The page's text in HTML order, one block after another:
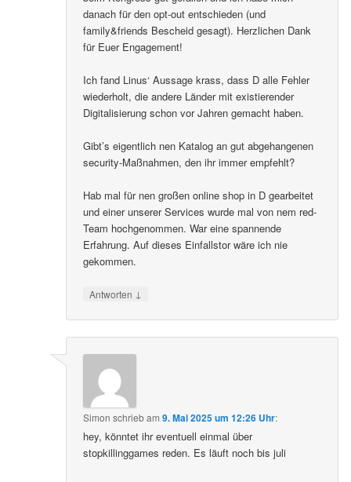
danach für den opt-out entschieden (und
family&friends Bescheid gesagt). Herzlichen Dank
für Euer Engagement!
Ich fand Linus‘ Aussage krass, dass D alle Fehler
wiederholt, die andere Länder mit existierender
Digitalisierung schon vor Jahren gemacht haben.
Gibt’s eigentlich nen Katalog an gut abgehangenen
security-Maßnahmen, den ihr immer empfehlt?
Hab mal für nen großen online shop in D gearbeitet
und einer unserer Services wurde mal von nem red-
Team hochgenommen. War eine spannende
Erfahrung. Auf dieses Einfallstor wäre ich nie
gekommen.
Antworten ↓
Simon schriebam9. Mai 2025 um 12:26 Uhr:
hey, könntet ihr eventuell einmal über
stopkillinggames reden. Es läuft noch bis juli